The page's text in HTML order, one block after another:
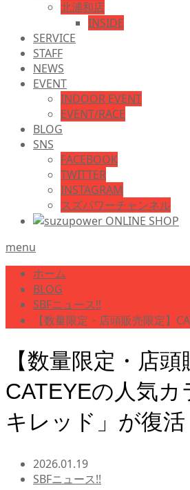
北浦和店
INSIDE
SERVICE
STAFF
NEWS
EVENT
INDOOR EVENT
EVENT/RACE
BLOG
SNS
FACEBOOK
TWITTER
INSTAGRAM
スズパワーチャンネル
menu
ホーム
BLOG
SBFニュース!!
【数量限定・店頭販売限定】
【数量限定・店頭
CATEYEの人気カ
キレッド」が復活
2026.01.19
SBFニュース!!